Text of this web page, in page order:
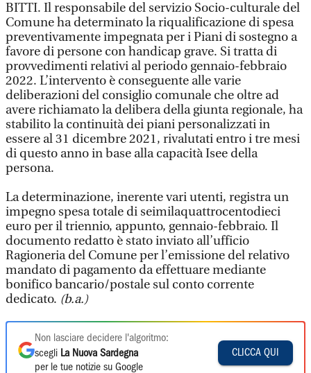
BITTI. Il responsabile del servizio Socio-culturale del
Comune ha determinato la riqualificazione di spesa
preventivamente impegnata per i Piani di sostegno a
favore di persone con handicap grave. Si tratta di
provvedimenti relativi al periodo gennaio-febbraio
2022. L’intervento è conseguente alle varie
deliberazioni del consiglio comunale che oltre ad
avere richiamato la delibera della giunta regionale, ha
stabilito la continuità dei piani personalizzati in
essere al 31 dicembre 2021, rivalutati entro i tre mesi
di questo anno in base alla capacità Isee della
persona.
La determinazione, inerente vari utenti, registra un
impegno spesa totale di seimilaquattrocentodieci
euro per il triennio, appunto, gennaio-febbraio. Il
documento redatto è stato inviato all’ufficio
Ragioneria del Comune per l’emissione del relativo
mandato di pagamento da effettuare mediante
bonifico bancario/postale sul conto corrente
dedicato. (b.a.)
Non lasciare decidere l'algoritmo:
scegli La Nuova Sardegna
per le tue notizie su Google
CLICCA QUI